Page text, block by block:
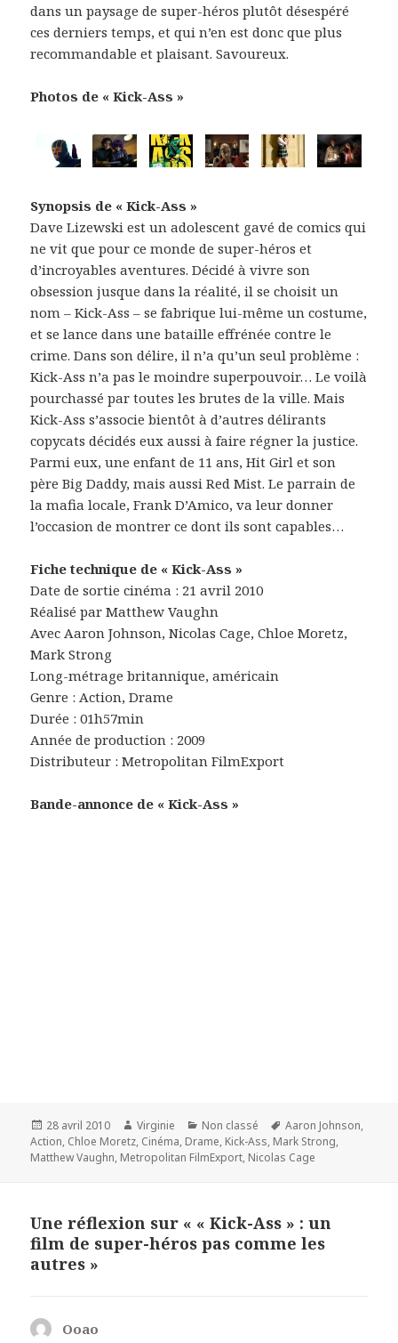
dans un paysage de super-héros plutôt désespéré
ces derniers temps, et qui n’en est donc que plus
recommandable et plaisant. Savoureux.
Photos de « Kick-Ass »
Synopsis de « Kick-Ass »
Dave Lizewski est un adolescent gavé de comics qui
ne vit que pour ce monde de super-héros et
d’incroyables aventures. Décidé à vivre son
obsession jusque dans la réalité, il se choisit un
nom – Kick-Ass – se fabrique lui-même un costume,
et se lance dans une bataille effrénée contre le
crime. Dans son délire, il n’a qu’un seul problème :
Kick-Ass n’a pas le moindre superpouvoir… Le voilà
pourchassé par toutes les brutes de la ville. Mais
Kick-Ass s’associe bientôt à d’autres délirants
copycats décidés eux aussi à faire régner la justice.
Parmi eux, une enfant de 11 ans, Hit Girl et son
père Big Daddy, mais aussi Red Mist. Le parrain de
la mafia locale, Frank D’Amico, va leur donner
l’occasion de montrer ce dont ils sont capables…
Fiche technique de « Kick-Ass »
Date de sortie cinéma : 21 avril 2010
Réalisé par Matthew Vaughn
Avec Aaron Johnson, Nicolas Cage, Chloe Moretz,
Mark Strong
Long-métrage britannique, américain
Genre : Action, Drame
Durée : 01h57min
Année de production : 2009
Distributeur : Metropolitan FilmExport
Bande-annonce de « Kick-Ass »
Publié
le
28 avril 2010 Auteur
Virginie Catégories
Non classé
Mots-
clés
Aaron Johnson,
Action, Chloe Moretz, Cinéma, Drame, Kick-Ass, Mark Strong,
Matthew Vaughn, Metropolitan FilmExport, Nicolas Cage
Une réflexion sur « « Kick-Ass » : un
film de super-héros pas comme les
autres »
Ooao